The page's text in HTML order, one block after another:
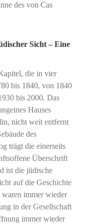
des von Cas
Sicht – Eine
die in vier
bis 1840, von 1840
bis 2000. Das
Hauses
nicht weit entfernt
des
trägt die einerseits
Überschrift
ist die jüdische
auf die Geschichte
waren immer wieder
in der Gesellschaft
immer wieder